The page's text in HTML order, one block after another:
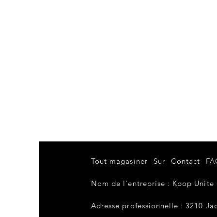
Tout magasiner Sur Contact
Nom de l'entreprise : Kpop Unite
Adresse professionnelle : 3210